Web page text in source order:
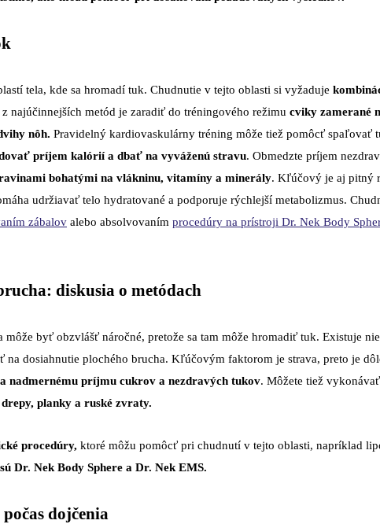
tela, kde sa hromadí tuk. Chudnutie v tejto oblasti si vyžaduje
z najúčinnejších metód je zaradiť do tréningového režimu cviky zamerané
nôh. Pravidelný kardiovaskulárny tréning môže tiež pomôcť spaľovať
príjem kalórií a dbať na vyváženú stravu. Obmedzte príjem
bohatými na vlákninu, vitamíny a minerály. Kľúčový je aj pitný
udržiavať telo hydratované a podporuje rýchlejší metabolizmus.
zábalov alebo absolvovaním procedúry na prístroji Dr. Nek Body
diskusia o metódach
môže byť obzvlášť náročné, pretože sa tam môže hromadiť tuk. Existuje
na dosiahnutie plochého brucha. Kľúčovým faktorom je strava, preto je
nadmernému príjmu cukrov a nezdravých tukov. Môžete tiež
planky a ruské zvraty.
procedúry, ktoré môžu pomôcť pri chudnutí v tejto oblasti, napríklad
Dr. Nek Body Sphere a Dr. Nek EMS.
dojčenia